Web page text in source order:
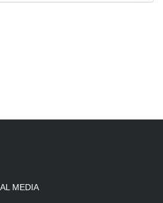
MEDIA